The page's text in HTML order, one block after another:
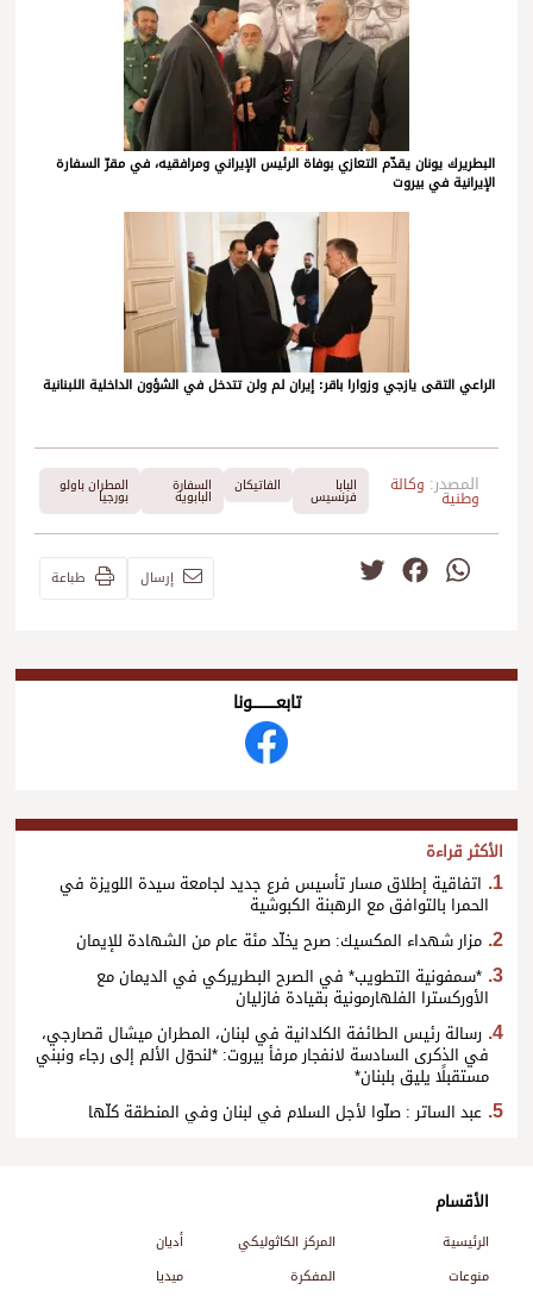
البطريرك يونان يقدّم التعازي بوفاة الرئيس الإيراني ومرافقيه، في مقرّ السفارة
الإيرانية في بيروت
الراعي التقى يازجي وزوارا باقر: إيران لم ولن تتدخل في الشؤون الداخلية اللبنانية
المصدر: وكالة
وطنية
البابا
فرنسيس
الفاتيكان السفارة
البابوية
المطران باولو
بورجيا
WhatsApp
Facebook إرسال طباعة
تابعــــــــــونا
الأكثر قراءة
اتفاقية إطلاق مسار تأسيس فرع جديد لجامعة سيدة اللويزة في
الحمرا بالتوافق مع الرهبنة الكبوشية
مزار شهداء المكسيك: صرح يخلّد مئة عام من الشهادة للإيمان
*سمفونية التطويب* في الصرح البطريركي في الديمان مع
الأوركسترا الفلهارمونية بقيادة فازليان
رسالة رئيس الطائفة الكلدانية في لبنان، المطران ميشال قصارجي،
في الذكرى السادسة لانفجار مرفأ بيروت: *لنحوّل الألم إلى رجاء ونبني
مستقبلًا يليق بلبنان*
عبد الساتر : صلّوا لأجل السلام في لبنان وفي المنطقة كلّها
الأقسام
الرئيسية المركز الكاثوليكي
أديان
منوعات
المفكرة ميديا